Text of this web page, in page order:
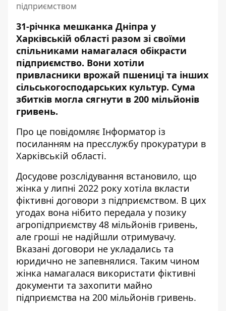
підприємством
31-річнка мешканка Дніпра у
Харківській області разом зі своїми
спільниками намагалася обікрасти
підприємство. Вони хотіли
привласники врожай пшениці та інших
сільськогосподарських культур. Сума
збитків могла сягнути в 200 мільйонів
гривень.
Про це повідомляє Інформатор із
посиланням на пресслужбу прокуратури в
Харківській області.
Досудове розслідування встановило, що
жінка у липні 2022 року хотіла вкласти
фіктивні договори з підприємством. В цих
угодах вона нібито передала у позику
агропідприємству 48 мільйонів гривень,
але гроші не надійшли отримувачу.
Вказані договори не укладались та
юридично не запевнялися. Таким чином
жінка намагалася використати фіктивні
документи та захопити майно
підприємства на 200 мільйонів гривень.